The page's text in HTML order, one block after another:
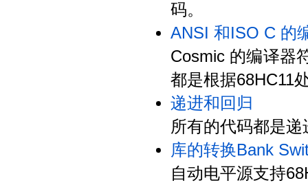
码。
ANSI 和ISO C 的
Cosmic 的编译器
都是根据68HC11
递进和回归
所有的代码都是
库的转换Bank
自动电平源支持